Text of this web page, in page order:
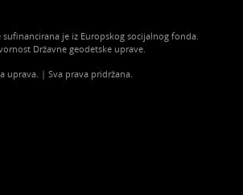
je iz Europskog socijalnog fonda.
Državne geodetske uprave.
uprava. | Sva prava pridržana.